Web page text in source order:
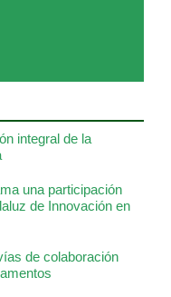
integral de la
una participación
de Innovación en
de colaboración